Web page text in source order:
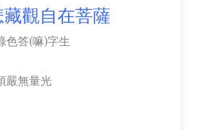
觀自在菩薩
答(嘛)字生
無量光